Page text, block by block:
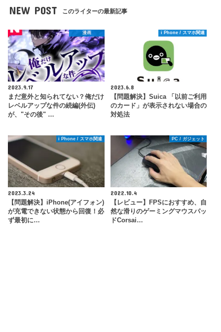
NEW POST このライターの最新記事
漫画
2023.9.17
まだ意外と知られてない？俺だけ
レベルアップな件の続編(外伝)
が、"その後" …
i Phone / スマホ関連
2023.6.8
【問題解決】Suica 「以前ご利用
のカード」が表示されない場合の
対処法
i Phone / スマホ関連
2023.3.24
【問題解決】iPhone(アイフォン)
が充電できない状態から回復！必
ず最初に…
PC / ガジェット
2022.10.4
【レビュー】FPSにおすすめ、自
然な滑りのゲーミングマウスパッ
ドCorsai…